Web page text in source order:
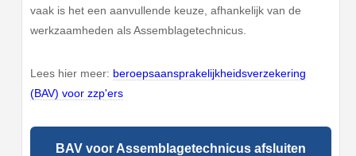
vaak is het een aanvullende keuze, afhankelijk van de
werkzaamheden als Assemblagetechnicus.
Lees hier meer: beroepsaansprakelijkheidsverzekering
(BAV) voor zzp'ers
BAV voor Assemblagetechnicus afsluiten